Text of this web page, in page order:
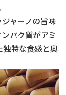
ャーノの旨味
パク質がアミ
独特な食感と奥